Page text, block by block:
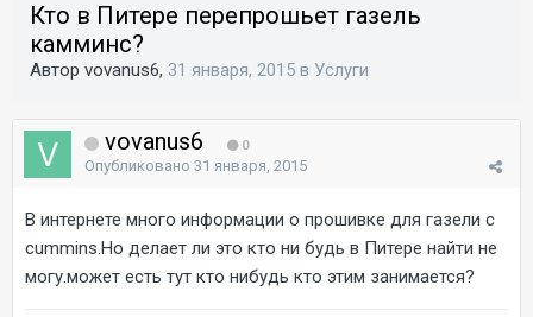
Кто в Питере перепрошьет газель
камминс?
Автор vovanus6, 31 января, 2015 в Услуги
vovanus6 0
Опубликовано 31 января, 2015
В интернете много информации о прошивке для газели с
cummins.Но делает ли это кто ни будь в Питере найти не
могу.может есть тут кто нибудь кто этим занимается?